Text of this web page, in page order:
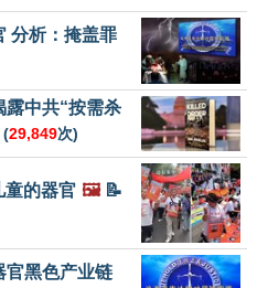
分析：掩盖罪
露中共“按需杀
(29,849次)
童的器官 🖼️📝
官黑色产业链